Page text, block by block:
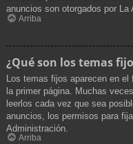
anuncios son otorgados por La
Arriba
¿Qué son los temas
Los temas fijos aparecen en
la primer página. Muchas
leerlos cada vez que sea
anuncios, los permisos para
Administración.
Arriba